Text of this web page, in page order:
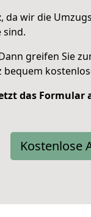
, da wir die
sind.
greifen Sie
bequem
das Formular
Kostenlose